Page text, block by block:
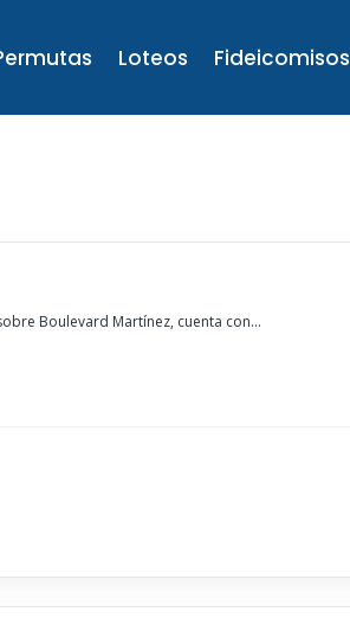
Loteos Fideicomisos
Boulevard Martínez, cuenta con...